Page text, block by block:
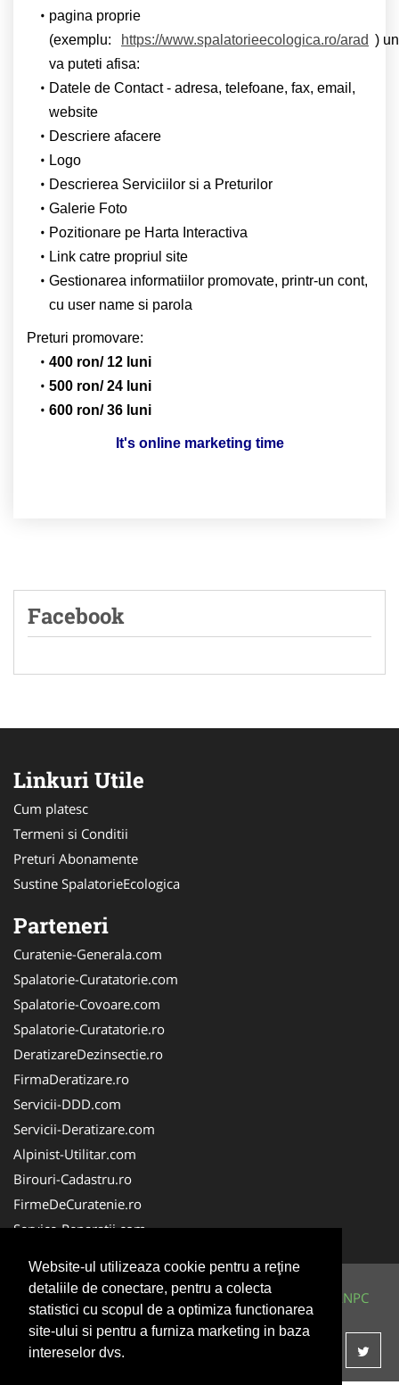
Website-ul utilizeaza cookie pentru a reţine
detaliile de conectare, pentru a colecta
statistici cu scopul de a optimiza functionarea
site-ului si pentru a furniza marketing in baza
intereselor dvs.
pagina proprie
(exemplu:
https://www.spalatorieecologica.ro/arad )
va puteti afisa:
Datele de Contact - adresa, telefoane, fax, email,
website
Descriere afacere
Logo
Descrierea Serviciilor si a Preturilor
Galerie Foto
Pozitionare pe Harta Interactiva
Link catre propriul site
Gestionarea informatiilor promovate, printr-un cont,
cu user name si parola
Preturi promovare:
400 ron/ 12 luni
500 ron/ 24 luni
600 ron/ 36 luni
It's online marketing time
Facebook
Linkuri Utile
Cum platesc
Termeni si Conditii
Preturi Abonamente
Sustine SpalatorieEcologica
Parteneri
Curatenie-Generala.com
Spalatorie-Curatatorie.com
Spalatorie-Covoare.com
Spalatorie-Curatatorie.ro
DeratizareDezinsectie.ro
FirmaDeratizare.ro
Servicii-DDD.com
Servicii-Deratizare.com
Alpinist-Utilitar.com
Birouri-Cadastru.ro
FirmeDeCuratenie.ro
Service-Reparatii.com
© 2014-2026 Powered byVilonMedia&TekaBility
ANPC
SOL